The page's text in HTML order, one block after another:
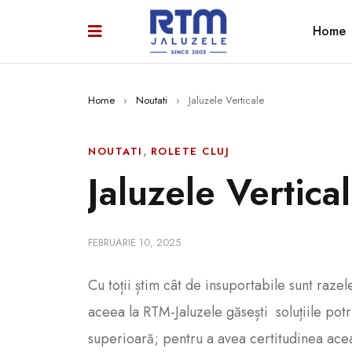
Home
Home › Noutati › Jaluzele Verticale
NOUTATI , ROLETE CLUJ
Jaluzele
FEBRUARIE 10, 2025
Cu toții știm cât de insuportabile sunt
aceea la RTM-Jaluzele găsești soluțiile
superioară; pentru a avea certitudinea